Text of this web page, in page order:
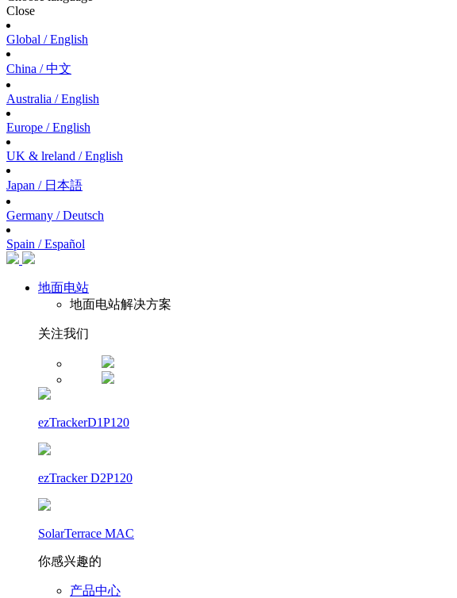
Close
Global / English
China / 中文
Australia / English
Europe / English
UK & lreland / English
Japan / 日本語
Germany / Deutsch
Spain / Español
地面电站
地面电站解决方案
关注我们
ezTrackerD1P120
ezTracker D2P120
SolarTerrace MAC
你感兴趣的
产品中心